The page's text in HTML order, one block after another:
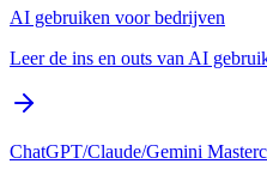
AI gebruiken voor bedrijven
Leer de ins en outs van AI
ChatGPT/Claude/Gemini